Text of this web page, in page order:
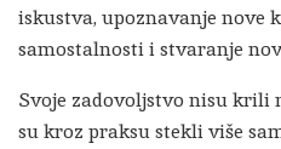
iskustva, upoznavanje nove
samostalnosti i stvaranje
Svoje zadovoljstvo nisu krili
su kroz praksu stekli više